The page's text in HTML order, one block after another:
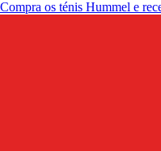
Compra os ténis Hummel e